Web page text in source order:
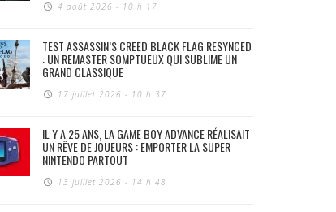
4 août 2026 - 10 h 17
TEST ASSASSIN’S CREED BLACK FLAG RESYNCED
: UN REMASTER SOMPTUEUX QUI SUBLIME UN
GRAND CLASSIQUE
17 juillet 2026 - 10 h 37
IL Y A 25 ANS, LA GAME BOY ADVANCE RÉALISAIT
UN RÊVE DE JOUEURS : EMPORTER LA SUPER
NINTENDO PARTOUT
13 juillet 2026 - 14 h 48